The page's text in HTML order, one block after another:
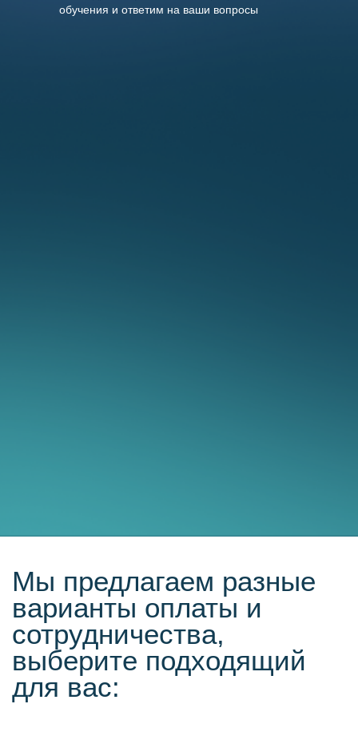
обучения и ответим на ваши вопросы